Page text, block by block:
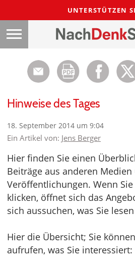
UNTERSTÜTZEN
Hinweise des Tages
18. September 2014 um 9:04
Ein Artikel von: Jens Berger
Hier finden Sie einen
Beiträge aus anderen Medien
Veröffentlichungen. Wenn Sie
klicken, öffnet sich das
sich aussuchen, was Sie
Hier die Übersicht; Sie
aufrufen, was Sie interessiert: